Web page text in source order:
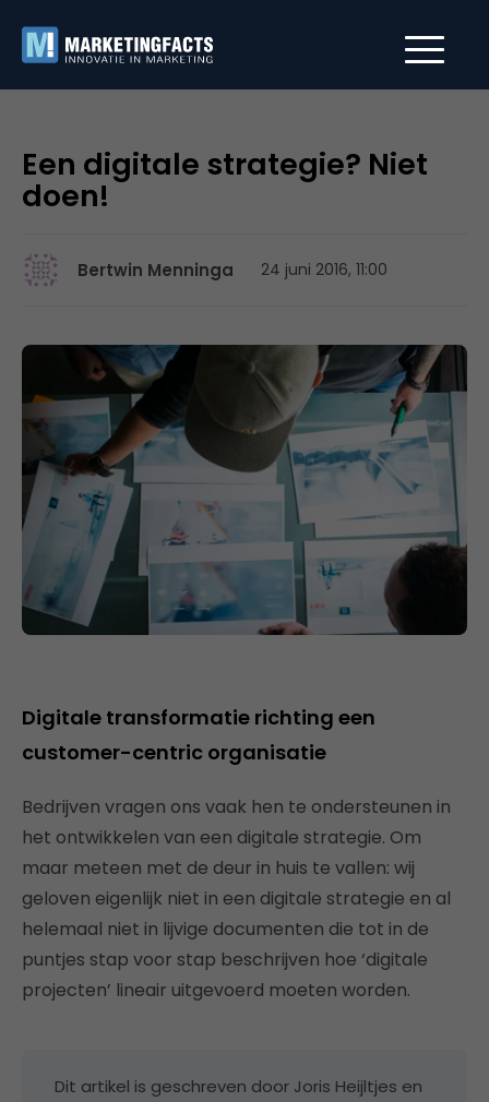
Een digitale strategie? Niet
doen!
Bertwin Menninga 24 juni 2016, 11:00
Digitale transformatie richting een
customer-centric organisatie
Bedrijven vragen ons vaak hen te ondersteunen in
het ontwikkelen van een digitale strategie. Om
maar meteen met de deur in huis te vallen: wij
geloven eigenlijk niet in een digitale strategie en al
helemaal niet in lijvige documenten die tot in de
puntjes stap voor stap beschrijven hoe ‘digitale
projecten’ lineair uitgevoerd moeten worden.
Dit artikel is geschreven door Joris Heijltjes en